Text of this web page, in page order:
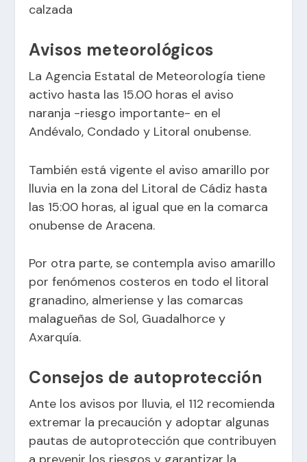
calzada
Avisos meteorológicos
La Agencia Estatal de Meteorología tiene
activo hasta las 15.00 horas el aviso
naranja -riesgo importante- en el
Andévalo, Condado y Litoral onubense.
También está vigente el aviso amarillo por
lluvia en la zona del Litoral de Cádiz hasta
las 15:00 horas, al igual que en la comarca
onubense de Aracena.
Por otra parte, se contempla aviso amarillo
por fenómenos costeros en todo el litoral
granadino, almeriense y las comarcas
malagueñas de Sol, Guadalhorce y
Axarquía.
Consejos de autoprotección
Ante los avisos por lluvia, el 112 recomienda
extremar la precaución y adoptar algunas
pautas de autoprotección que contribuyen